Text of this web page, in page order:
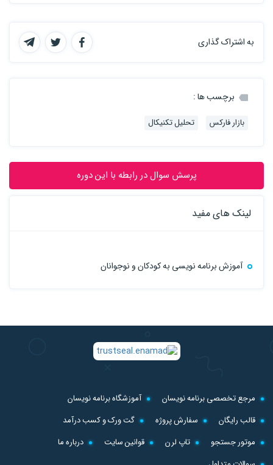
به اشتراک گذاری
برچسب ها :
بازار فارکس تحلیل تکنیکال
پرسش سوال در رابطه با این دوره
لینک های مفید
آموزش برنامه نویسی به کودکان و نوجوانان
مرجع تخصصی برنامه نویسان
آموزشگاه برنامه نویسان
قالب رایگان
سفارش پروژه
گت ورک و کسب درآمد
موتور جستجو
تاپ لرن قوانین سایت
درباره ما